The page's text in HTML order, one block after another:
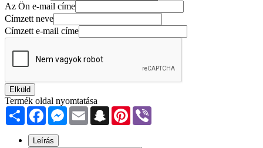
Az Ön e-mail címe
Címzett neve
Címzett e-mail címe
Elküld
Termék oldal nyomtatása
Share FacebookMessenger
Email SnapchatPinterest
Leírás